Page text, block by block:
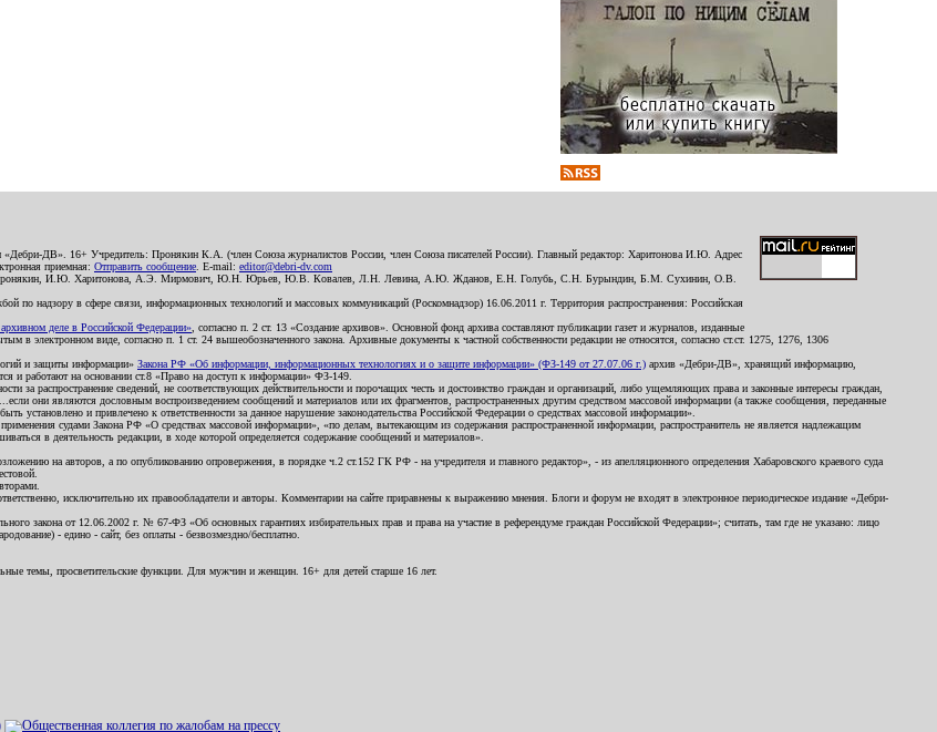
«Дебри-ДВ». 16+ Учредитель: Пронякин К.А. (член Союза журналистов России, член Союза писателей России). Главный редактор: Харитонова И.Ю. Адрес
приемная: Отправить сообщение . E-mail: editor@debri-dv.com
К.А. Пронякин, И.Ю. Харитонова, А.Э. Мирмович, Ю.Н. Юрьев, Ю.В. Ковалев, Л.Н. Левина, А.Ю. Жданов, Е.Н. Голубь, С.Н. Бурындин, Б.М. Сухинин, О.В.
по надзору в сфере связи, информационных технологий и массовых коммуникаций (Роскомнадзор) 16.06.2011 г. Территория распространения: Российская
деле в Российской Федерации» , согласно п. 2 ст. 13 «Создание архивов». Основной фонд архива составляют публикации газет и журналов, изданные
в электронном виде, согласно п. 1 ст. 24 вышеобозначенного закона. Архивные документы к частной собственности редакции не относятся, согласно ст.ст. 1275, 1276, 1306
и защиты информации» Закона РФ «Об информации, информационных технологиях и о защите информации» (ФЗ-149 от 27.07.06 г.) архив «Дебри-ДВ», хранящий информацию,
и работают на основании ст.8 «Право на доступ к информации» ФЗ-149.
за распространение сведений, не соответствующих действительности и порочащих честь и достоинство граждан и организаций, либо ущемляющих права и законные интересы граждан,
они являются дословным воспроизведением сообщений и материалов или их фрагментов, распространенных другим средством массовой информации (а также сообщения, переданные
установлено и привлечено к ответственности за данное нарушение законодательства Российской Федерации о средствах массовой информации».
судами Закона РФ «О средствах массовой информации», «по делам, вытекающим из содержания распространенной информации, распространитель не является надлежащим
в деятельность редакции, в ходе которой определяется содержание сообщений и материалов».
на авторов, а по опубликованию опровержения, в порядке ч.2 ст.152 ГК РФ - на учредителя и главного редактор», - из апелляционного определения Хабаровского краевого суда
исключительно их правообладатели и авторы. Комментарии на сайте приравнены к выражению мнения. Блоги и форум не входят в электронное периодическое издание «Дебри-
закона от 12.06.2002 г. № 67-ФЗ «Об основных гарантиях избирательных прав и права на участие в референдуме граждан Российской Федерации»; считать, там где не указано: лицо
- едино - сайт, без оплаты - безвозмездно/бесплатно.
темы, просветительские функции. Для мужчин и женщин. 16+ для детей старше 16 лет.